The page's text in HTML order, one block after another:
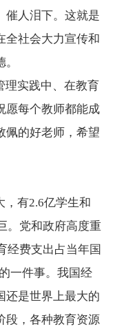
催人泪下。这就是
全社会大力宣传和
实践中、在教育
愿每个教师都能成
佩的好老师，希望
有2.6亿学生和
。党和政府高度重
经费支出占当年国
一件事。我国经
还是世界上最大的
段，各种教育资源